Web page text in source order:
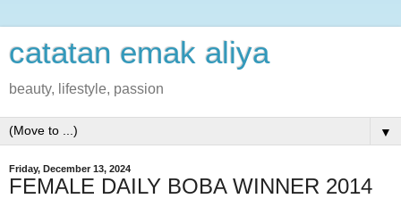
catatan emak aliya
beauty, lifestyle, passion
▼
Friday, December 13, 2024
FEMALE DAILY BOBA WINNER 2014